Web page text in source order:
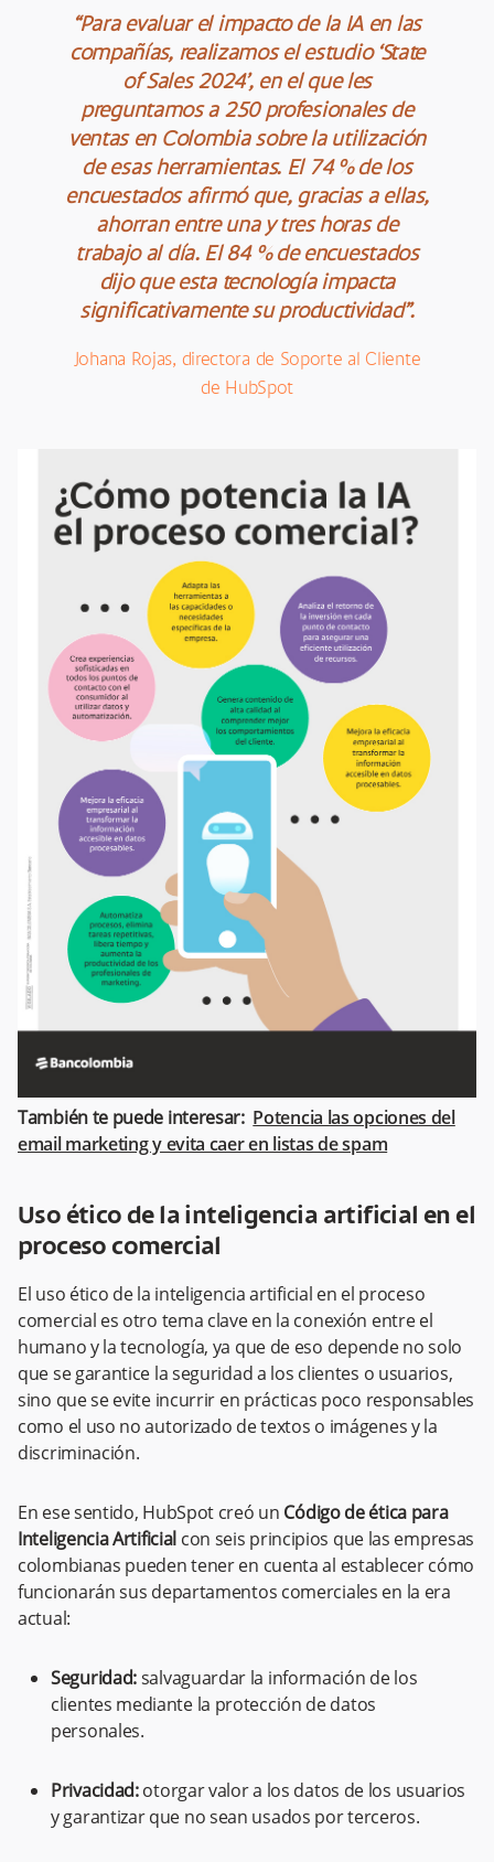
“Para evaluar el impacto de la IA en las
compañías, realizamos el estudio ‘State
of Sales 2024’, en el que les
preguntamos a 250 profesionales de
ventas en Colombia sobre la utilización
de esas herramientas. El 74 % de los
encuestados afirmó que, gracias a ellas,
ahorran entre una y tres horas de
trabajo al día. El 84 % de encuestados
dijo que esta tecnología impacta
significativamente su productividad”.
Johana Rojas, directora de Soporte al Cliente
de HubSpot
También te puede interesar: Potencia las opciones del
email marketing y evita caer en listas de spam
Uso ético de la inteligencia artificial en el
proceso comercial
El uso ético de la inteligencia artificial en el proceso
comercial es otro tema clave en la conexión entre el
humano y la tecnología, ya que de eso depende no solo
que se garantice la seguridad a los clientes o usuarios,
sino que se evite incurrir en prácticas poco responsables
como el uso no autorizado de textos o imágenes y la
discriminación.
En ese sentido, HubSpot creó un Código de ética para
Inteligencia Artificial con seis principios que las empresas
colombianas pueden tener en cuenta al establecer cómo
funcionarán sus departamentos comerciales en la era
actual:
Seguridad:salvaguardar la información de los
clientes mediante la protección de datos
personales.
Privacidad:otorgar valor a los datos de los usuarios
y garantizar que no sean usados por terceros.